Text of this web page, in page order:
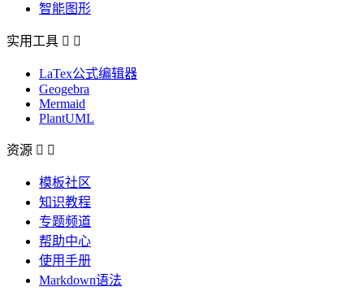
智能图形
实用工具  
LaTex公式编辑器
Geogebra
Mermaid
PlantUML
资源  
模板社区
知识教程
专题频道
帮助中心
使用手册
Markdown语法